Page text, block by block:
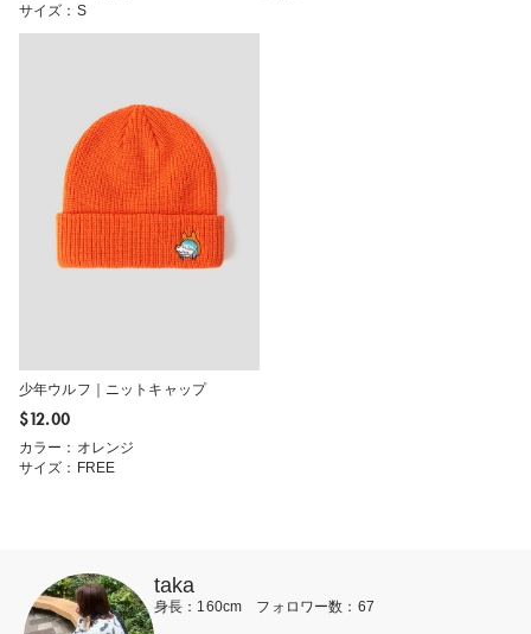
サイズ：S
少年ウルフ｜ニットキャップ
$‌12.00
カラー：オレンジ
サイズ：FREE
taka
身長：160cm フォロワー数：67